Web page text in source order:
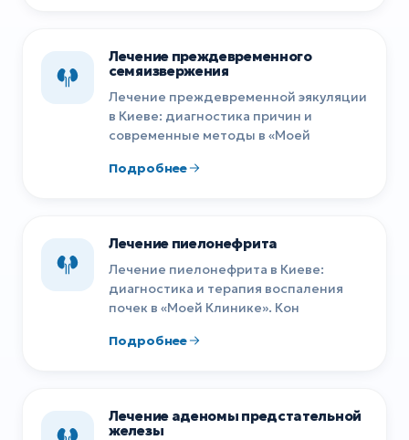
Лечение преждевременного
семяизвержения
Лечение преждевременной эякуляции
в Киеве: диагностика причин и
современные методы в «Моей
Подробнее
Лечение пиелонефрита
Лечение пиелонефрита в Киеве:
диагностика и терапия воспаления
почек в «Моей Клинике». Кон
Подробнее
Лечение аденомы предстательной
железы